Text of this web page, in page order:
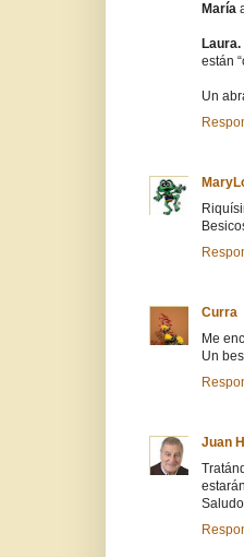
María
Laura.
están
Un
Curra
Me
Un
Juan